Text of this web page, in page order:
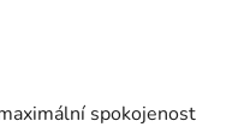
spokojenost